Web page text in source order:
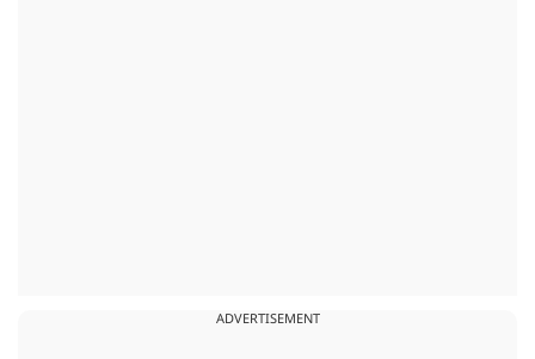
ADVERTISEMENT